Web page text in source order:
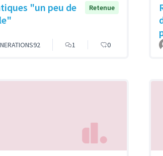
"un peu de
Retenue
1 0